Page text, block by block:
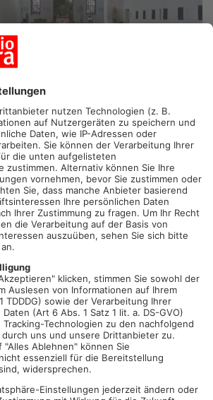
MAINZ.Die katholische Kirche im
vergangenen Jahr erneut tausende
Austritte, aber auch durch
zum Beispiel ist die Zahl der
fast genauso hoch wie Zahl der
traten 2025 gut 10.000
aus – rund 500 weniger als im
gibt es weniger Taufen und weniger
Auch im Bistum Fulda geht die
zurück. Wegen des Rückgangs
in diesem, Bruchköbel, Erlensee,
im nächsten Jahr.